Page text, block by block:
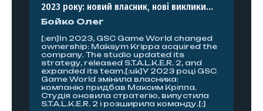
2023 року: новий власник, нові виклики...
Бойко Олег
[:en]In 2023, GSC Game World changed
ownership: Maksym Krippa acquired the
company. The studio updated its
strategy, released S.T.A.L.K.E.R. 2, and
expanded its team.[:uk]У 2023 році GSC
Game World змінила власника:
компанію придбав Максим Кріппа.
Студія оновила стратегію, випустила
S.T.A.L.K.E.R. 2 і розширила команду.[:]